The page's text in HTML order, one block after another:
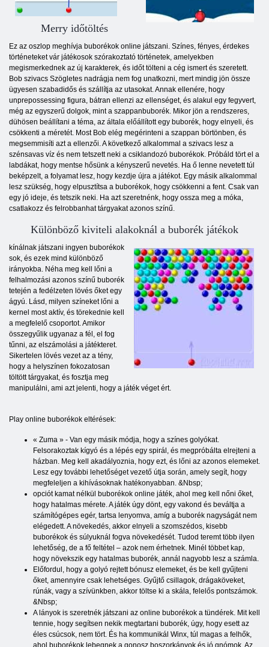
Merry időtöltés
Ez az oszlop meghívja buborékok online játszani. Színes, fényes, érdekes
történeteket vár játékosok szórakoztató történetek, amelyekben
megismerkednek az új karakterek, és időt tölteni a cég ismert és szeretett.
Bob szivacs Szögletes nadrágja nem fog unatkozni, mert mindig jön össze
ügyesen szabadidős és szállítja az utasokat. Annak ellenére, hogy
unprepossessing figura, bátran ellenzi az ellenséget, és alakul egy fegyvert,
még az egyszerű dolgok, mint a szappanbuborék. Mikor jön a rendszeres,
dühösen beállítani a téma, az általa előállított egy buborék, hogy elnyeli, és
csökkenti a méretét. Most Bob elég megérinteni a szappan börtönben, és
megsemmisíti azt a ellenzői. A következő alkalommal a szivacs lesz a
szénsavas víz és nem tetszett neki a csiklandozó buborékok. Próbáld tört el a
labdákat, hogy mentse hősünk a kényszerű nevetés. Ha ő lenne nevetett túl
beképzelt, a folyamat lesz, hogy kezdje újra a játékot. Egy másik alkalommal
lesz szükség, hogy elpusztítsa a buborékok, hogy csökkenni a fent. Csak van
egy jó ideje, és tetszik neki. Ha azt szeretnénk, hogy ossza meg a móka,
csatlakozz és felrobbanhat tárgyakat azonos színű.
Különböző kiviteli alakoknál a buborék játékok
kínálnak játszani ingyen buborékok
sok, és ezek mind különböző
irányokba. Néha meg kell lőni a
felhalmozási azonos színű buborék
tetején a fedélzeten lövés őket egy
ágyú. Lásd, milyen színeket lőni a
kernel most aktív, és törekednie kell
a megfelelő csoportot. Amikor
összegyűlik ugyanaz a fél, el fog
tűnni, az elszámolási a játékteret.
Sikertelen lövés vezet az a tény,
hogy a helyszínen fokozatosan
töltött tárgyakat, és fosztja meg
manipulálni, ami azt jelenti, hogy a játék véget ért.
Play online buborékok eltérések:
« Zuma » - Van egy másik módja, hogy a színes golyókat.
Felsorakoztak kígyó és a lépés egy spirál, és megpróbálta elrejteni a
házban. Meg kell akadályoznia, hogy ezt, és lőni az azonos elemeket.
Lesz egy további lehetőséget vezető útja során, amely segít, hogy
megfeleljen a kihívásoknak hatékonyabban. &Nbsp;
opciót kamat nélkül buborékok online játék, ahol meg kell nőni őket,
hogy hatalmas mérete. A játék úgy dönt, egy vakond és beváltja a
számítógépes egér, tartsa lenyomva, amíg a buborék nagyságát nem
elégedett. A növekedés, akkor elnyeli a szomszédos, kisebb
buborékok és súlyuknál fogva növekedését. Tudod teremt több ilyen
lehetőség, de a fő feltétel – azok nem érhetnek. Minél többet kap,
hogy növekszik egy hatalmas buborék, annál nagyobb lesz a számla.
Előfordul, hogy a golyó rejtett bónusz elemeket, és be kell gyűjteni
őket, amennyire csak lehetséges. Gyűjtő csillagok, drágaköveket,
rúnák, vagy a szívünkben, akkor töltse ki a skála, felelős pontszámok.
&Nbsp;
A lányok is szeretnék játszani az online buborékok a tündérek. Mit kell
tennie, hogy segítsen nekik megtartani buborék, úgy, hogy esett az
éles csúcsok, nem tört. És ha kommunikál Winx, túl magas a felhők,